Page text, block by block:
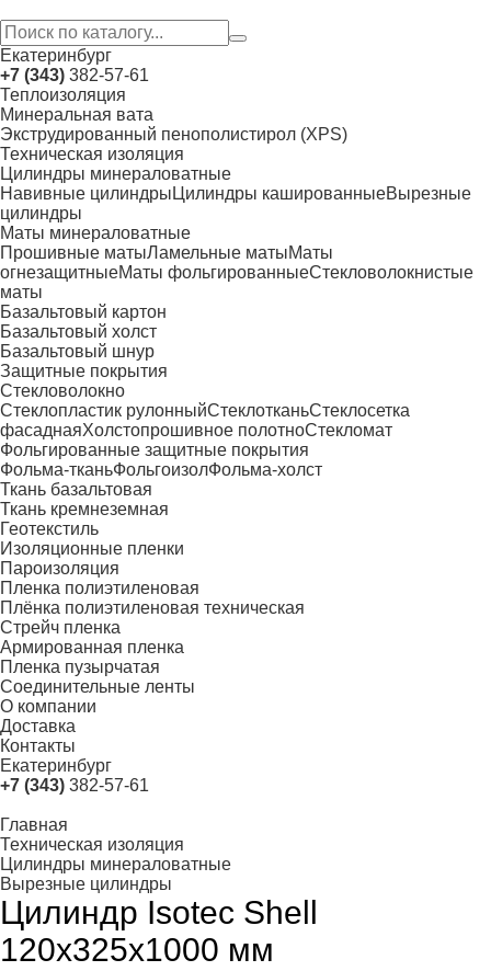
Екатеринбург
+7 (343) 382-57-61
Теплоизоляция
Минеральная вата
Экструдированный пенополистирол (XPS)
Техническая изоляция
Цилиндры минераловатные
Навивные цилиндры Цилиндры кашированныеВырезные
цилиндры
Маты минераловатные
Прошивные матыЛамельные матыМаты
огнезащитныеМаты фольгированныеСтекловолокнистые
маты
Базальтовый картон
Базальтовый холст
Базальтовый шнур
Защитные покрытия
Стекловолокно
Стеклопластик рулонныйСтеклотканьСтеклосетка
фасаднаяХолстопрошивное полотноСтекломат
Фольгированные защитные покрытия
Фольма-тканьФольгоизолФольма-холст
Ткань базальтовая
Ткань кремнеземная
Геотекстиль
Изоляционные пленки
Пароизоляция
Пленка полиэтиленовая
Плёнка полиэтиленовая техническая
Стрейч пленка
Армированная пленка
Пленка пузырчатая
Соединительные ленты
О компании
Доставка
Контакты
Екатеринбург
+7 (343) 382-57-61
Главная
Техническая изоляция
Цилиндры минераловатные
Вырезные цилиндры
Цилиндр Isotec Shell
120x325x1000 мм